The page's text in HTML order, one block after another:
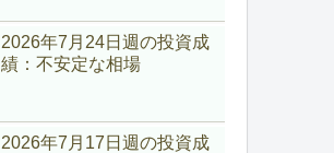
2026年7月24日週の投資成
績：不安定な相場
2026年7月17日週の投資成